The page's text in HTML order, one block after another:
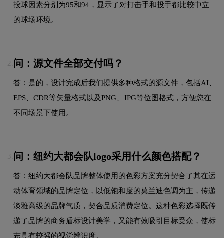
投球因素分别为95和94，显示了对打击手和投手都比较中立
的球场环境。
2. 问：源文件全部交付吗？
答：是的，设计完成后我们提供多种格式的源文件，包括AI、
EPS、CDR等矢量格式以及PNG、JPG等位图格式，方便您在
不同场景下使用。
3. 问：纽约大都会队logo采用什么颜色搭配？
答：纽约大都会队品牌整体使用的色彩方案充分契合了其在运
动体育领域的品牌定位，以低饱和度的莫兰迪色调为主，传递
淡雅高级的品牌气质，契合品质消费定位。这种色彩选择既传
递了品牌的商务盾标设计美学，又能有效吸引目标受众，使标
志具有较强的视觉辨识度。